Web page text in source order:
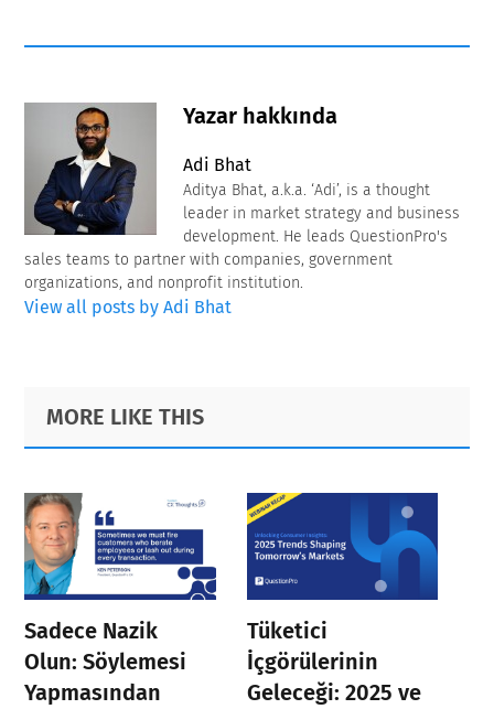
Yazar hakkında
Adi Bhat
Aditya Bhat, a.k.a. ‘Adi’, is a thought
leader in market strategy and business
development. He leads QuestionPro's
sales teams to partner with companies, government
organizations, and nonprofit institution.
View all posts by Adi Bhat
Primary
Sidebar
Footer
MORE LIKE THIS
Sadece Nazik
Olun: Söylemesi
Yapmasından
Tüketici
İçgörülerinin
Geleceği: 2025 ve